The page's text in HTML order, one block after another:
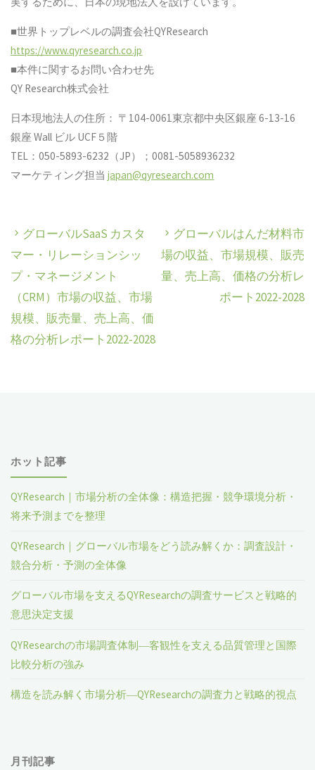
■世界トップレベルの調査会社QYResearch
https://www.qyresearch.co.jp
■本件に関するお問い合わせ先
QY Research株式会社
日本現地法人の住所： 〒104-0061東京都中央区銀座 6-13-16
銀座 Wall ビル UCF５階
TEL：050-5893-6232（JP）；0081-5058936232
マーケティング担当japan@qyresearch.com
グローバルSaaS カスタ
マー・リレーションシッ
プ・マネージメント
（CRM）市場の収益、市場
規模、販売量、売上高、価
格の分析レポート2022-2028
グローバルはんだ材料市
場の収益、市場規模、販売
量、売上高、価格の分析レ
ポート2022-2028
ホット記事
QYResearch｜市場分析の全体像：構造把握・競争環境分析・
将来予測までを整理
QYResearch｜グローバル市場をどう読み解くか：調査設計・
競合分析・予測の全体像
グローバル市場を支えるQYResearchの調査サービスと戦略的
意思決定支援
QYResearchの市場調査体制―客観性を支える品質管理と国際
比較分析の強み
構造を読み解く市場分析―QYResearchの調査力と戦略的視点
月刊記事